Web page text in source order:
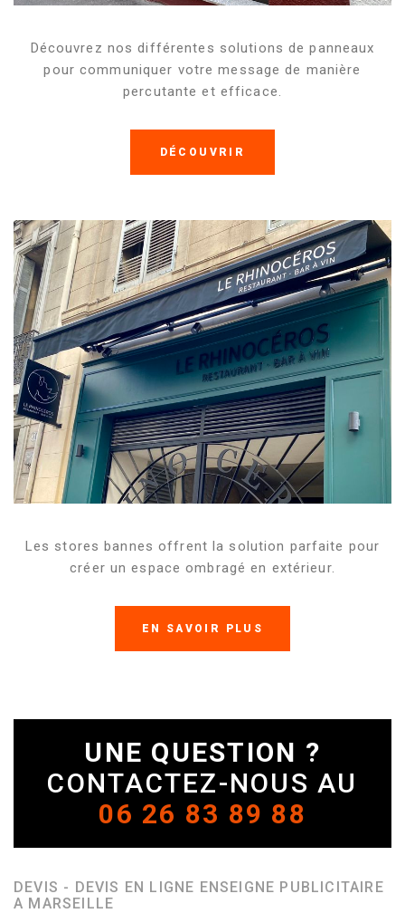
Découvrez nos différentes solutions de panneaux
pour communiquer votre message de manière
percutante et efficace.
DÉCOUVRIR
Les stores bannes offrent la solution parfaite pour
créer un espace ombragé en extérieur.
EN SAVOIR PLUS
UNE QUESTION ?
CONTACTEZ-NOUS AU
06 26 83 89 88
DEVIS - DEVIS EN LIGNE ENSEIGNE PUBLICITAIRE
A MARSEILLE